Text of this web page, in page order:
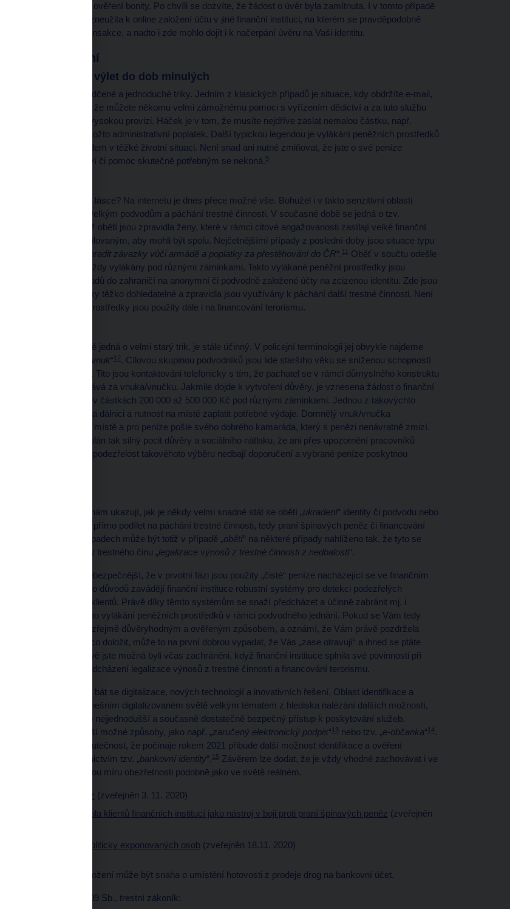
výpis z Vašeho účtu pro ověření bonity. Po chvíli se dozvíte, že žádost o úvěr byla zamítnuta. I v tomto případě
mohla být Vaše identita zneužita k online založení účtu v jiné finanční instituci, na kterém se pravděpodobně
realizovaly podezřelé transakce, a nadto i zde mohlo dojít i k načerpání úvěru na Vaši identitu.
Podvodné jednání
Řetězové dopisy – výlet do dob minulých
I dnes stále fungují osvědčené a jednoduché triky. Jedním z klasických případů je situace, kdy obdržíte e-mail,
ve kterém se dozvídáte, že můžete někomu velmi zámožnému pomoci s vyřízením dědictví a za tuto službu
dostanete samozřejmě vysokou provizi. Háček je v tom, že musíte nejdříve zaslat nemalou částku, např.
právníkovi k vyřízení jakožto administrativní poplatek. Další typickou legendou je vylákání peněžních prostředků
pod záminkou pomoci lidem v těžké životní situaci. Není snad ani nutné zmiňovat, že jste o své peníze
definitivně přišli a dědictví či pomoc skutečně potřebným se nekoná.9
Kdo by netoužil po velké lásce? Na internetu je dnes přece možné vše. Bohužel i v takto senzitivní oblasti
lidských citů dochází k velkým podvodům a páchání trestné činnosti. V současné době se jedná o tzv.
, jehož obětí jsou zpravidla ženy, které v rámci citové angažovanosti zasílají velké finanční
obnosy svým „online“ milovaným, aby mohli být spolu. Nejčetnějšími případy z poslední doby jsou situace typu
americký voják musí uhradit závazky vůči armádě a poplatky za přestěhování do ČR“. 11Oběť v součtu odešle
velké sumy, které jsou vždy vylákány pod různými záminkami. Takto vylákané peněžní prostředky jsou
zasílány ve většině případů do zahraničí na anonymní či podvodně založené účty na zcizenou identitu. Zde jsou
již tyto finanční prostředky těžko dohledatelné a zpravidla jsou využívány k páchání další trestné činnosti. Není
vyloučeno, že peněžní prostředky jsou použity dále i na financování terorismu.
I když se v tomto případě jedná o velmi starý trik, je stále účinný. V policejní terminologii jej obvykle najdeme
legenda vnuk“ 12. Cílovou skupinou podvodníků jsou lidé staršího věku se sníženou schopností
orientace a rozhodování. Tito jsou kontaktováni telefonicky s tím, že pachatel se v rámci důmyslného konstruktu
sociální manipulace vydává za vnuka/vnučku. Jakmile dojde k vytvoření důvěry, je vznesena žádost o finanční
pomoc, která je obvykle v částkách 200 000 až 500 000 Kč pod různými záminkami. Jednou z takovýchto
legend je např. havárie na dálnici a nutnost na místě zaplatit potřebné výdaje. Domnělý vnuk/vnučka
samozřejmě zůstává na místě a pro peníze pošle svého dobrého kamaráda, který s penězi nenávratně zmizí.
Někdy je v obětech vyvolán tak silný pocit důvěry a sociálního nátlaku, že ani přes upozornění pracovníků
pokladních přepážek na podezřelost takovéhoto výběru nedbají doporučení a vybrané peníze poskytnou
Shora uvedené případy nám ukazují, jak je někdy velmi snadné stát se obětí „ukradení“ identity či podvodu nebo
se dokonce nevědomky přímo podílet na páchání trestné činnosti, tedy praní špinavých peněz či financování
terorismu. V krajních případech může být totiž v případě „obětí“ na některé případy nahlíženo tak, že tyto se
svým jednáním dopustily trestného činu „legalizace výnosů z trestné činnosti z nedbalosti“.
Tyto případy jsou o to nebezpečnější, že v prvotní fázi jsou použity „čisté“ peníze nacházející se ve finančním
systému. Právě i z těchto důvodů zavádějí finanční instituce robustní systémy pro detekci podezřelých
transakcí nebo chování klientů. Právě díky těmto systémům se snaží předcházet a účinně zabránit mj. i
zneužití Vaší identity nebo vylákání peněžních prostředků v rámci podvodného jednání. Pokud se Vám tedy
ozve Vaše banka, samozřejmě důvěryhodným a ověřeným způsobem, a oznámí, že Vám právě pozdržela
transakci a potřebuje něco doložit, může to na první dobrou vypadat, že Vás „zase otravují“ a ihned se ptáte
„Proč to dělají?“, ale právě jste možná byli včas zachráněni, když finanční instituce splnila své povinnosti při
provádění opatření k předcházení legalizace výnosů z trestné činnosti a financování terorismu.
Zcela jistě není na místě bát se digitalizace, nových technologií a inovativních řešení. Oblast identifikace a
ověření totožnosti je v dnešním digitalizovaném světě velkým tématem z hlediska nalézání dalších možností,
jak každému umožnit co nejjednodušší a současně dostatečně bezpečný přístup k poskytování služeb.
Neustále se rozvíjejí další možné způsoby, jako např. „zaručený elektronický podpis“ 13nebo tzv. „e-občanka“ 14.
Za zmínku jistě stojí i skutečnost, že počínaje rokem 2021 přibude další možnost identifikace a ověření
totožnosti, a to prostřednictvím tzv. „bankovní identity“. 15Závěrem lze dodat, že je vždy vhodné zachovávat i ve
virtuálním světě rozumnou míru obezřetnosti podobně jako ve světě reálném.
Co to je praní peněz (zveřejněn 3. 11. 2020)
Identifikace a kontrola klientů finančních institucí jako nástroj v boji proti praní špinavých peněz (zveřejněn
Kontrola klienta u politicky exponovaných osob (zveřejněn 18.11. 2020)
Typickým příkladem vložení může být snaha o umístění hotovosti z prodeje drog na bankovní účet.
§ 217 zákona č. 40/2009 Sb., trestní zákoník: